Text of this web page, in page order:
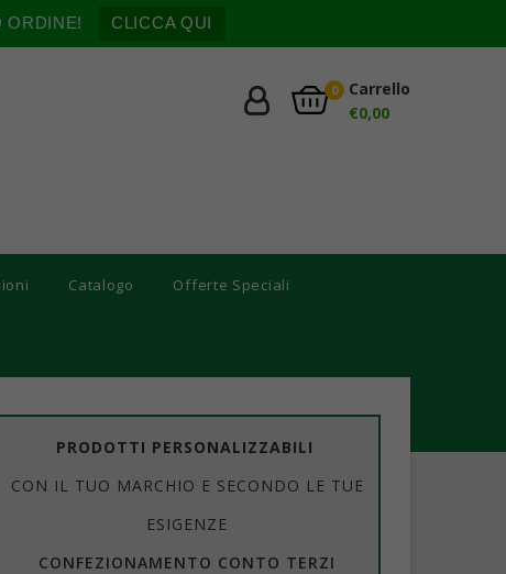
ORDINE! CLICCA QUI
0
Carrello
€0,00
Catalogo Offerte Speciali
PRODOTTI PERSONALIZZABILI
CON IL TUO MARCHIO E SECONDO LE TUE
ESIGENZE
CONFEZIONAMENTO CONTO TERZI